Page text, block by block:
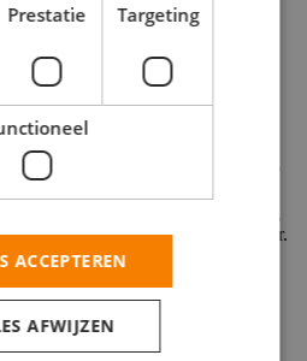
jouw glimlach zorg jij voor een fijne
blije klanten en volle gele
het topteam van Jumbo Ede zorg
wordt iedere dag een beetje leuker.
Prestatie Targeting
ACCEPTEREN
AFWIJZEN